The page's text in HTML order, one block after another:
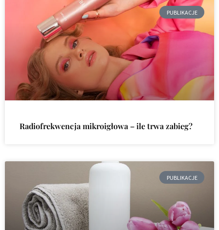
PUBLIKACJE
Radiofrekwencja mikroigłowa – ile trwa zabieg?
PUBLIKACJE